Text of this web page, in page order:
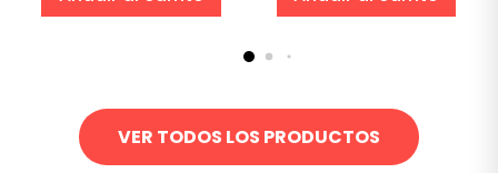
VER TODOS LOS PRODUCTOS